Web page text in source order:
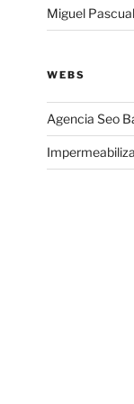
Miguel Pascual
WEBS
Agencia Seo